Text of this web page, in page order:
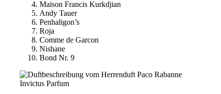
Maison Francis Kurkdjian
Andy Tauer
Penhaligon’s
Roja
Comme de Garcon
Nishane
Bond Nr. 9